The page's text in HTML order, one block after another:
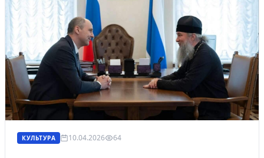
КУЛЬТУРА 10.04.2026 64